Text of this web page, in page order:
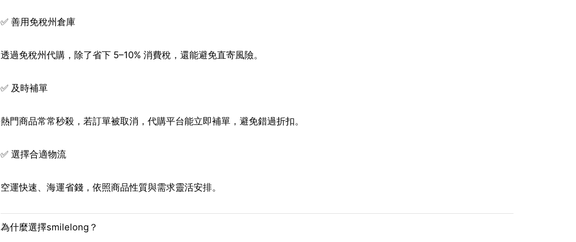
✅ 善用免稅州倉庫
透過免稅州代購，除了省下 5–10% 消費稅，還能避免直寄風險。
✅ 及時補單
熱門商品常常秒殺，若訂單被取消，代購平台能立即補單，避免錯過折扣。
✅ 選擇合適物流
空運快速、海運省錢，依照商品性質與需求靈活安排。
為什麼選擇smilelong？